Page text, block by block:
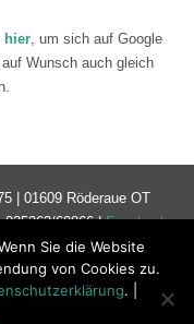
hier , um sich auf Google
Wunsch auch gleich
| 01609 Röderaue OT
035263/60866 |Facebook
George |
Sie die Website
von Cookies zu.
. |